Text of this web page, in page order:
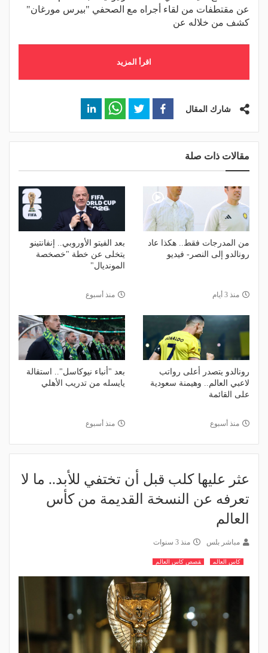
عن مقتطفات من لقاء أجراه مع الصحفي "بيرس مورغان"
كشف من خلاله عن
اقرأ المزيد
شارك المقال
مقالات ذات صلة
من المدرجات فقط.. هكذا عاد
رونالدو إلى النصر- فيديو
منذ 3 أيام
بعد الفيتو الأوروبي.. إنفانتينو
يتخلى عن خطة "خصخصة
المونديال"
منذ أسبوع
رونالدو يتصدر أعلى رواتب
لاعبي العالم.. وهيمنة سعودية
على القائمة
منذ أسبوع
بعد "أنباء نيوكاسل".. استقالة
يايسله من تدريب الأهلي
منذ أسبوع
عثر عليها كلب قبل أن تختفي للأبد.. ما لا
تعرفه عن النسخة القديمة من كأس
العالم
مباشر بلس منذ 3 سنوات
كاس العالم قصص كاس العالم